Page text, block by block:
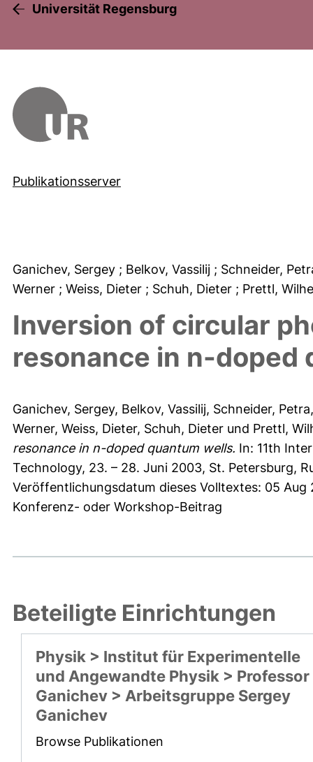
Universität Regensburg
Publikationsserver
Ganichev, Sergey ; Belkov, Vassilij ; Schneider,
Werner ; Weiss, Dieter ; Schuh, Dieter ; Prettl,
Inversion of circular
resonance in n-doped
Ganichev, Sergey, Belkov, Vassilij, Schneider, Petra
Werner, Weiss, Dieter, Schuh, Dieter und Prettl,
resonance in n-doped quantum wells. In: 11th
Technology, 23. – 28. Juni 2003, St. Petersburg,
Veröffentlichungsdatum dieses Volltextes: 05 Aug
Konferenz- oder Workshop-Beitrag
Beteiligte Einrichtungen
Physik > Institut für Experimentelle
und Angewandte Physik > Professor
Ganichev > Arbeitsgruppe Sergey
Ganichev
Browse Publikationen